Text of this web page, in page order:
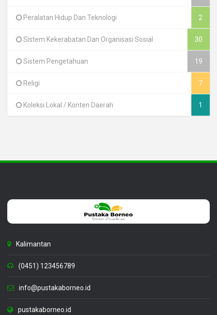
Peralatan Hidup Dan Teknologi 2
Sistem Kekerabatan Dan Organisasi Sosial 30
Sistem Pengetahuan 19
Religi 7
Koleksi Lokal / Konten Daerah 1
Kalimantan
(0451) 123456789
info@pustakaborneo.id
pustakaborneo.id